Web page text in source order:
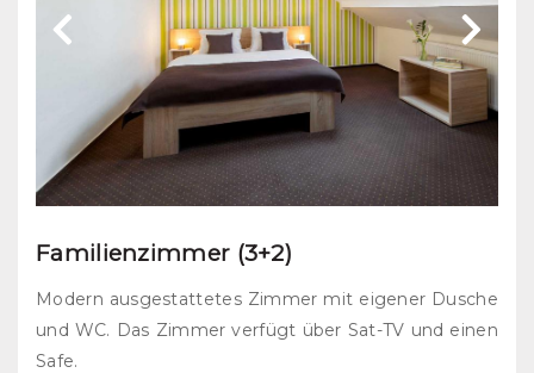
Familienzimmer (3+2)
Modern ausgestattetes Zimmer mit eigener Dusche
und WC. Das Zimmer verfügt über Sat-TV und einen
Safe.